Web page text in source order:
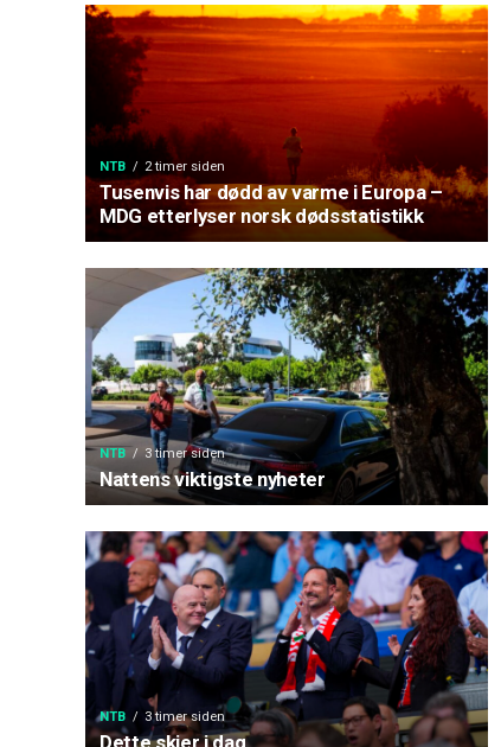
NTB 2 timer siden
Tusenvis har dødd av varme i Europa –
MDG etterlyser norsk dødsstatistikk
NTB 3 timer siden
Nattens viktigste nyheter
NTB 3 timer siden
Dette skjer i dag